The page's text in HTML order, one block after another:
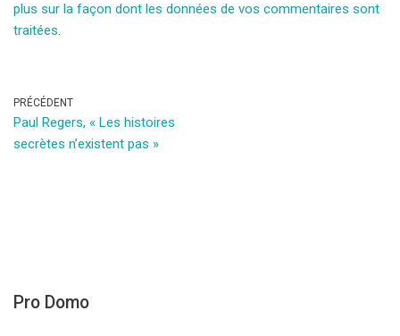
plus sur la façon dont les données de vos commentaires sont
traitées.
PRÉCÉDENT
Paul Regers, « Les histoires
secrètes n’existent pas »
Pro Domo